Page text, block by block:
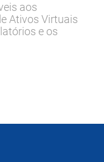
aos
Ativos Virtuais
e os